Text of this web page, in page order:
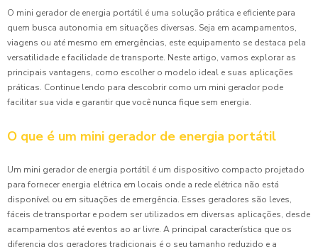
O mini gerador de energia portátil é uma solução prática e eficiente para
quem busca autonomia em situações diversas. Seja em acampamentos,
viagens ou até mesmo em emergências, este equipamento se destaca pela
versatilidade e facilidade de transporte. Neste artigo, vamos explorar as
principais vantagens, como escolher o modelo ideal e suas aplicações
práticas. Continue lendo para descobrir como um mini gerador pode
facilitar sua vida e garantir que você nunca fique sem energia.
O que é um mini gerador de energia portátil
Um mini gerador de energia portátil é um dispositivo compacto projetado
para fornecer energia elétrica em locais onde a rede elétrica não está
disponível ou em situações de emergência. Esses geradores são leves,
fáceis de transportar e podem ser utilizados em diversas aplicações, desde
acampamentos até eventos ao ar livre. A principal característica que os
diferencia dos geradores tradicionais é o seu tamanho reduzido e a